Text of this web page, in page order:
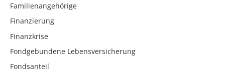
Familienangehörige
Finanzierung
Finanzkrise
Fondgebundene Lebensversicherung
Fondsanteil